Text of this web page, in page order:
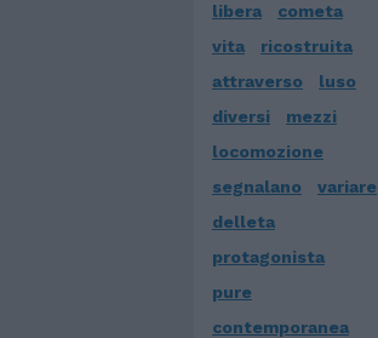
libera
cometa
vita
ricostruita
attraverso
luso
diversi
mezzi
locomozione
segnalano
variare
delleta
protagonista
pure
contemporanea